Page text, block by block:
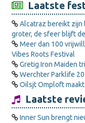
Laatste
Alcatraz bereikt zijn
groter, de sfeer blijft
Meer dan 100
Vibes Roots Festival
Gretig Iron Maiden
Werchter Parklife
Oilsjt Omploft
Laatste
Inner Sun brengt